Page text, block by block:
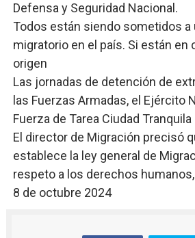
Defensa y Seguridad Nacional.
Todos están siendo sometidos
migratorio en el país. Si están
origen
Las jornadas de detención de
las Fuerzas Armadas, el Ejército
Fuerza de Tarea Ciudad
El director de Migración precisó
establece la ley general de
respeto a los derechos
8 de octubre 2024